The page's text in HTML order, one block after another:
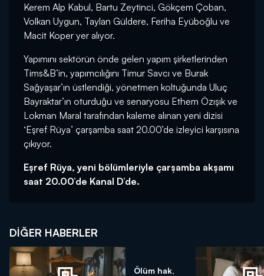
Kerem Alp Kabul, Bartu Zeytinci, Gökçem Çoban,
Volkan Uygun, Taylan Güldere, Feriha Eyüboğlu ve
Macit Koper yer alıyor.
Yapımını sektörün önde gelen yapım şirketlerinden
Tims&B’in, yapımcılığını Timur Savcı ve Burak
Sağyaşar’ın üstlendiği, yönetmen koltuğunda Uluç
Bayraktar’ın oturduğu ve senaryosu Ethem Özışık ve
Lokman Maral tarafından kaleme alınan yeni dizisi
‘Eşref Rüya’ çarşamba saat 20.00’de izleyici karşısına
çıkıyor.
Eşref Rüya, yeni bölümleriyle çarşamba akşamı
saat 20.00’de Kanal D’de.
DIĞER HABERLER
Ölüm hak,